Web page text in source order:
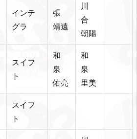
インテ
グラ
張
靖遠
川
合
朝陽
スイフ
ト
和
泉
佑亮
和
泉
里美
スイフ
ト